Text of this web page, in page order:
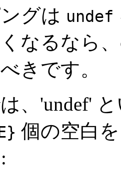
グは undef
なるなら
きです。
、'undef'
個の空白